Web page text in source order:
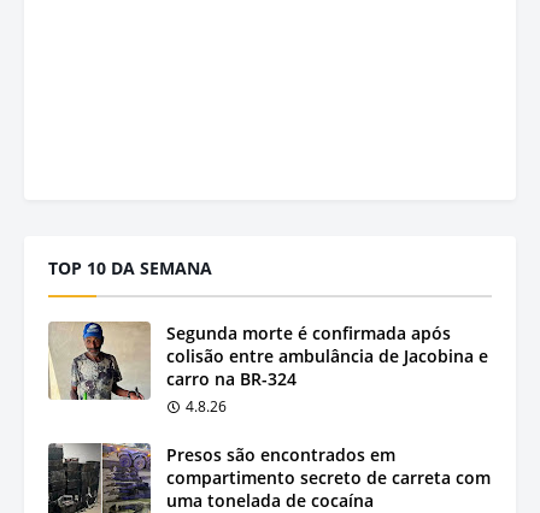
TOP 10 DA SEMANA
Segunda morte é confirmada após
colisão entre ambulância de Jacobina e
carro na BR-324
4.8.26
Presos são encontrados em
compartimento secreto de carreta com
uma tonelada de cocaína